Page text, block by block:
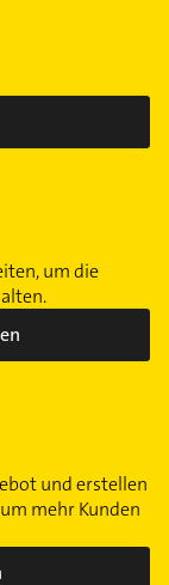
um die
und erstellen
mehr Kunden